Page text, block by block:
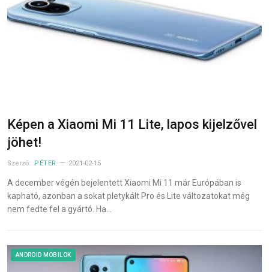
Képen a Xiaomi Mi 11 Lite, lapos kijelzővel
jöhet!
Szerző: PÉTER 2021-02-15
A december végén bejelentett Xiaomi Mi 11 már Európában is
kapható, azonban a sokat pletykált Pro és Lite változatokat még
nem fedte fel a gyártó. Ha…
ANDROID MOBILOK